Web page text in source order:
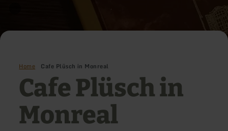
Home Cafe Plüsch in Monreal
Cafe Plüsch in
Monreal